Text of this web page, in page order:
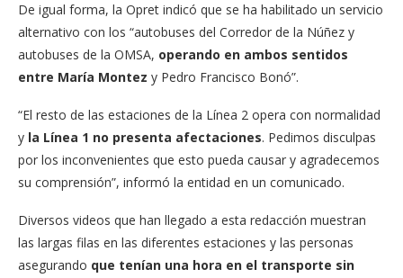
De igual forma, la Opret indicó que se ha habilitado un servicio
alternativo con los “autobuses del Corredor de la Núñez y
autobuses de la OMSA, operando en ambos sentidos
entre María Montez y Pedro Francisco Bonó”.
“El resto de las estaciones de la Línea 2 opera con normalidad
y la Línea 1 no presenta afectaciones. Pedimos disculpas
por los inconvenientes que esto pueda causar y agradecemos
su comprensión”, informó la entidad en un comunicado.
Diversos videos que han llegado a esta redacción muestran
las largas filas en las diferentes estaciones y las personas
asegurando que tenían una hora en el transporte sin